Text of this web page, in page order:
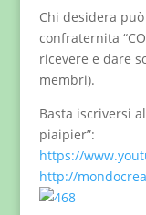
Chi desidera
confraternita
ricevere e dare
membri).
Basta iscriversi al
piaipier”:
https://
http://